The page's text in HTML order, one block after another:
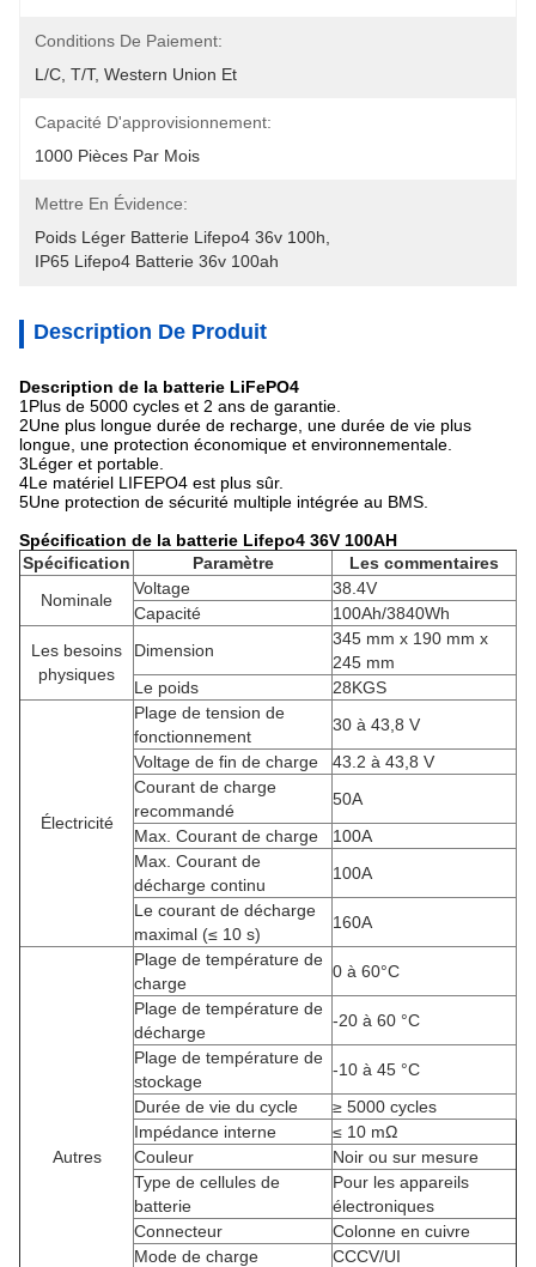
Conditions De Paiement:
L/C, T/T, Western Union Et
Capacité D'approvisionnement:
1000 Pièces Par Mois
Mettre En Évidence:
Poids Léger Batterie Lifepo4 36v 100h
IP65 Lifepo4 Batterie 36v 100ah
Description De Produit
Description de la batterie LiFePO4
1Plus de 5000 cycles et 2 ans de garantie.
2Une plus longue durée de recharge, une durée de vie plus
longue, une protection économique et environnementale.
3Léger et portable.
4Le matériel LIFEPO4 est plus sûr.
5Une protection de sécurité multiple intégrée au BMS.
Spécification de la batterie Lifepo4 36V 100AH
Spécification
Paramètre
Les commentaires
Nominale
Voltage
38.4V
Capacité
100Ah/3840Wh
Les besoins
physiques
Dimension
345 mm x 190 mm x
245 mm
Le poids
28KGS
Électricité
Plage de tension de
fonctionnement
30 à 43,8 V
Voltage de fin de charge
43.2 à 43,8 V
Courant de charge
recommandé
50A
Max. Courant de charge
100A
Max. Courant de
décharge continu
100A
Le courant de décharge
maximal (≤ 10 s)
160A
Autres
Plage de température de
charge
0 à 60°C
Plage de température de
décharge
-20 à 60 °C
Plage de température de
stockage
-10 à 45 °C
Durée de vie du cycle
≥ 5000 cycles
Impédance interne
≤ 10 mΩ
Couleur
Noir ou sur mesure
Type de cellules de
batterie
Pour les appareils
électroniques
Connecteur
Colonne en cuivre
Mode de charge
CCCV/UI